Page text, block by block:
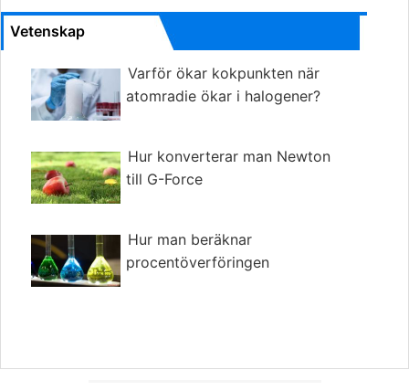
Vetenskap
Varför ökar kokpunkten när
atomradie ökar i halogener?
Hur konverterar man Newton
till G-Force
Hur man beräknar
procentöverföringen